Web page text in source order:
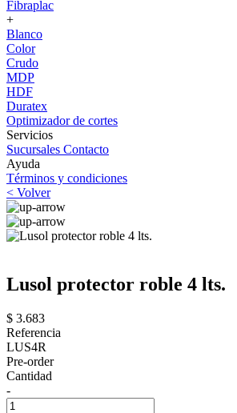
Fibraplac
+
Blanco
Color
Crudo
MDP
HDF
Duratex
Optimizador de cortes
Servicios
Sucursales Contacto
Ayuda
Términos y condiciones
< Volver
Lusol protector roble 4 lts.
$ 3.683
Referencia
LUS4R
Pre-order
Cantidad
-